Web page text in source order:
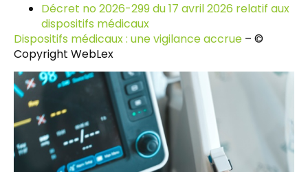
Décret no 2026-299 du 17 avril 2026 relatif aux
dispositifs médicaux
Dispositifs médicaux : une vigilance accrue – ©
Copyright WebLex